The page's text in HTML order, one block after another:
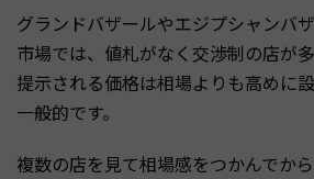
グランドバザールやエジプシャンバ
市場では、値札がなく交渉制の店が
提示される価格は相場よりも高めに
一般的です。
複数の店を見て相場感をつかんでか